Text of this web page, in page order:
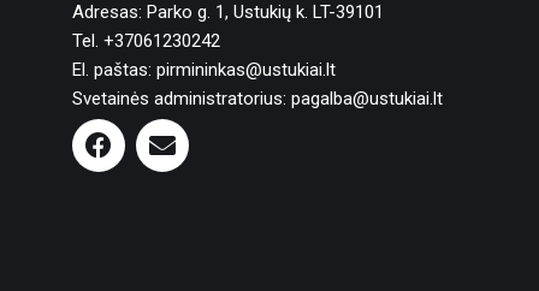
Adresas: Parko g. 1, Ustukių k. LT-39101
Tel. +37061230242
El. paštas: pirmininkas@ustukiai.lt
Svetainės administratorius: pagalba@ustukiai.lt